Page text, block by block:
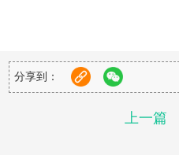
2.数据链路层（ Data Link Layer
分享到：
上一篇